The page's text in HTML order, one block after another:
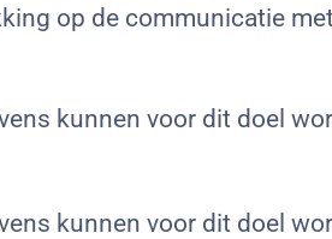
op de communicatie
kunnen voor dit doel
kunnen voor dit doel